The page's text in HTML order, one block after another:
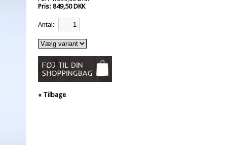
Pris: 849,50 DKK
Antal:
« Tilbage